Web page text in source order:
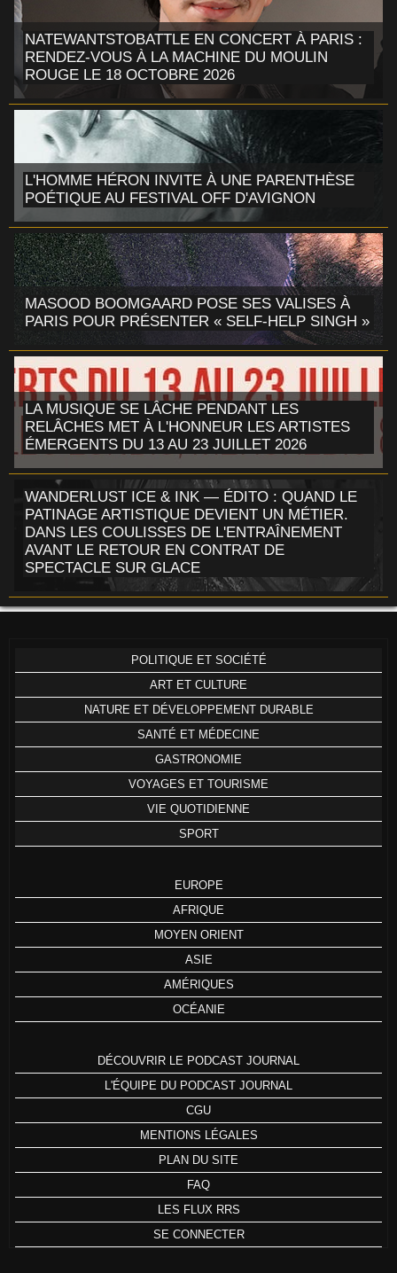
NATEWANTSTOBATTLE EN CONCERT À PARIS :
RENDEZ-VOUS À LA MACHINE DU MOULIN
ROUGE LE 18 OCTOBRE 2026
L'HOMME HÉRON INVITE À UNE PARENTHÈSE
POÉTIQUE AU FESTIVAL OFF D'AVIGNON
MASOOD BOOMGAARD POSE SES VALISES À
PARIS POUR PRÉSENTER « SELF-HELP SINGH »
LA MUSIQUE SE LÂCHE PENDANT LES
RELÂCHES MET À L'HONNEUR LES ARTISTES
ÉMERGENTS DU 13 AU 23 JUILLET 2026
WANDERLUST ICE & INK — ÉDITO : QUAND LE
PATINAGE ARTISTIQUE DEVIENT UN MÉTIER.
DANS LES COULISSES DE L'ENTRAÎNEMENT
AVANT LE RETOUR EN CONTRAT DE
SPECTACLE SUR GLACE
POLITIQUE ET SOCIÉTÉ
ART ET CULTURE
NATURE ET DÉVELOPPEMENT DURABLE
SANTÉ ET MÉDECINE
GASTRONOMIE
VOYAGES ET TOURISME
VIE QUOTIDIENNE
SPORT
EUROPE
AFRIQUE
MOYEN ORIENT
ASIE
AMÉRIQUES
OCÉANIE
DÉCOUVRIR LE PODCAST JOURNAL
L'ÉQUIPE DU PODCAST JOURNAL
CGU
MENTIONS LÉGALES
PLAN DU SITE
FAQ
LES FLUX RRS
SE CONNECTER